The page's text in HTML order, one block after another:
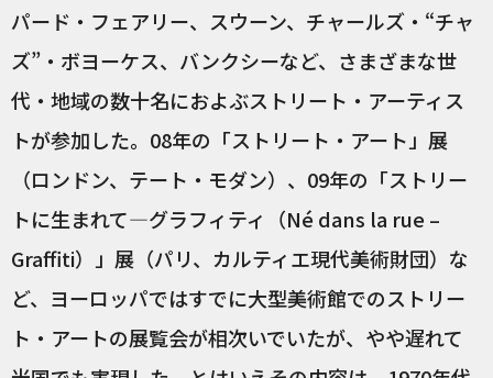
パード・フェアリー、スウーン、チャールズ・“チャ
ズ”・ボヨーケス、バンクシーなど、さまざまな世
代・地域の数十名におよぶストリート・アーティス
トが参加した。08年の「ストリート・アート」展
（ロンドン、テート・モダン）、09年の「ストリー
トに生まれて―グラフィティ（Né dans la rue –
Graffiti）」展（パリ、カルティエ現代美術財団）な
ど、ヨーロッパではすでに大型美術館でのストリー
ト・アートの展覧会が相次いでいたが、やや遅れて